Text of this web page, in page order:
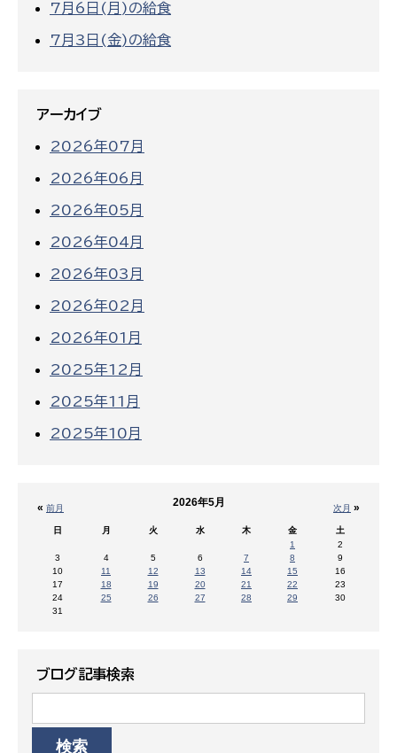
7月6日(月)の給食
7月3日(金)の給食
アーカイブ
2026年07月
2026年06月
2026年05月
2026年04月
2026年03月
2026年02月
2026年01月
2025年12月
2025年11月
2025年10月
« 前月 次月 »
2026年5月
日 月 火 水 木 金
土
1
2
3
4 5 6 7 8
9
10
11 12 13 14 15
16
17
18 19 20 21 22
23
24
25 26 27 28 29
30
31
ブログ記事検索